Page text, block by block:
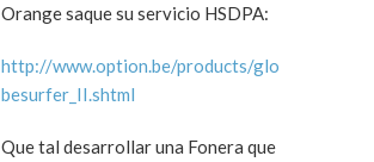
Orange saque su servicio HSDPA:
http://www.option.be/products/glo
besurfer_II.shtml
Que tal desarrollar una Fonera que